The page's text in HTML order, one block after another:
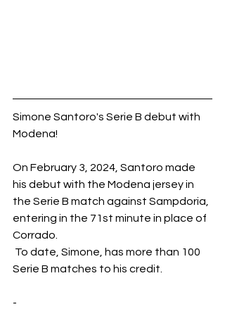
Simone Santoro's Serie B debut with
Modena!
On February 3, 2024, Santoro made
his debut with the Modena jersey in
the Serie B match against Sampdoria,
entering in the 71st minute in place of
Corrado.
Serie B matches to his credit.
-